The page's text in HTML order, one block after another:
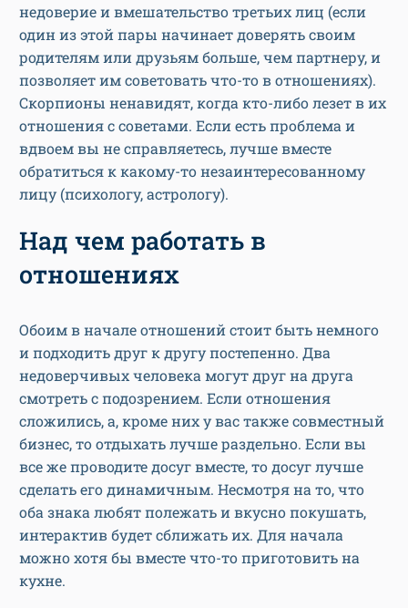
недоверие и вмешательство третьих лиц (если
один из этой пары начинает доверять своим
родителям или друзьям больше, чем партнеру, и
позволяет им советовать что-то в отношениях).
Скорпионы ненавидят, когда кто-либо лезет в их
отношения с советами. Если есть проблема и
вдвоем вы не справляетесь, лучше вместе
обратиться к какому-то незаинтересованному
лицу (психологу, астрологу).
Над чем работать в
отношениях
Обоим в начале отношений стоит быть немного
и подходить друг к другу постепенно. Два
недоверчивых человека могут друг на друга
смотреть с подозрением. Если отношения
сложились, а, кроме них у вас также совместный
бизнес, то отдыхать лучше раздельно. Если вы
все же проводите досуг вместе, то досуг лучше
сделать его динамичным. Несмотря на то, что
оба знака любят полежать и вкусно покушать,
интерактив будет сближать их. Для начала
можно хотя бы вместе что-то приготовить на
кухне.